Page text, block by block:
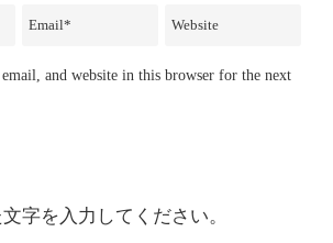
email, and website in this browser for the next
字を入力してください。